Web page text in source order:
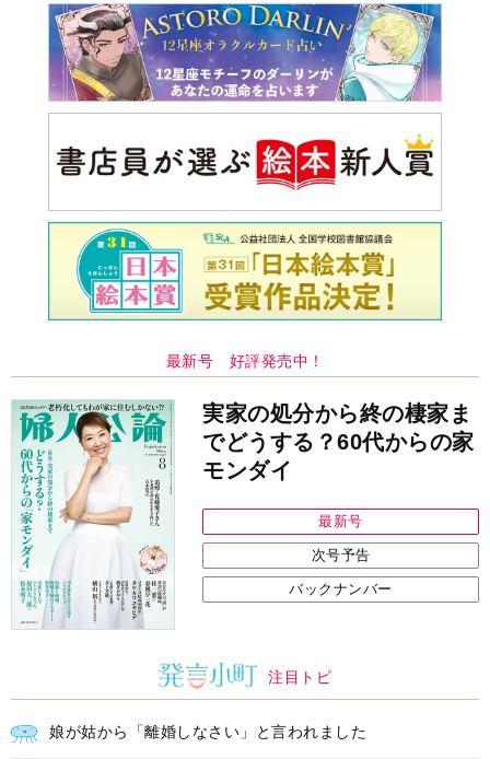
最新号 好評発売中！
実家の処分から終の棲家ま
でどうする？60代からの家
モンダイ
最新号
次号予告
バックナンバー
注目トピ
娘が姑から「離婚しなさい」と言われました